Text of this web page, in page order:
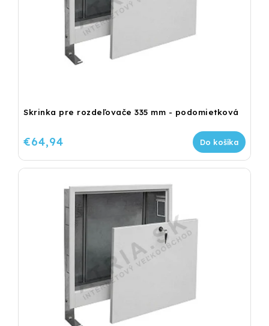
Skrinka pre rozdeľovače 335 mm - podomietková
€64,94 Do košíka